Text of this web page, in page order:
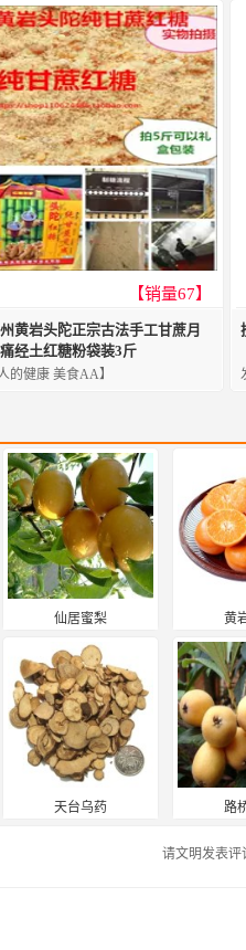
【销量67】
黄岩头陀正宗古法手工甘蔗月
经土红糖粉袋装3斤
的健康 美食AA】
仙居蜜梨 黄
天台乌药 路
请文明发表评